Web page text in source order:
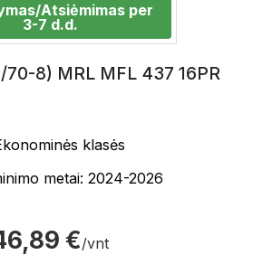
Atsiėmimas per
3-7 d.d.
70-8) MRL MFL 437 16PR
klasės
metai: 2024-2026
€/vnt